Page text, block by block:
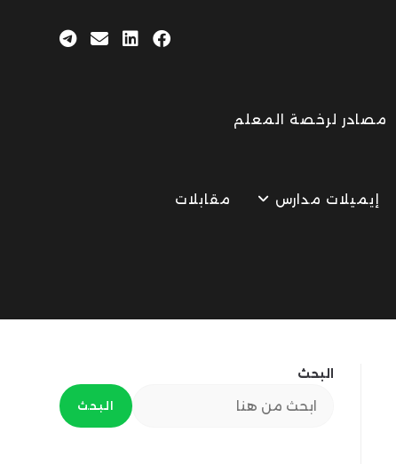
مصادر لرخصة المعلم
إيميلات مدارس مقابلات
البحث
البحث